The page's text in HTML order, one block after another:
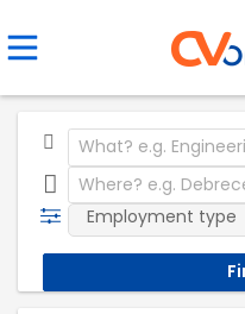
Employment type